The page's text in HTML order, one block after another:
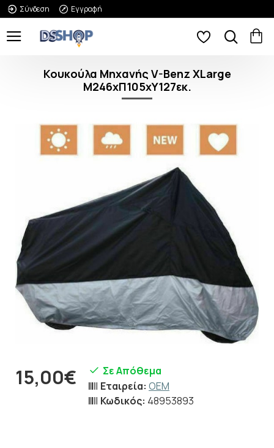
Σύνδεση Εγγραφή
Κουκούλα Μηχανής V-Benz XLarge
Μ246xΠ105xΥ127εκ.
15,00€
Σε Απόθεμα
Εταιρεία: OEM
Κωδικός: 48953893